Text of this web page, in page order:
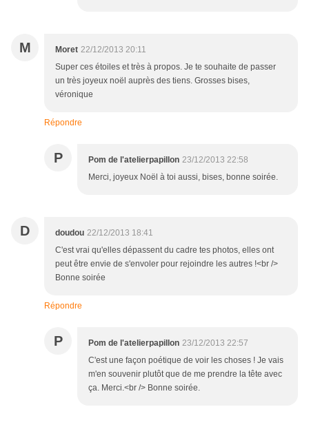
M Moret 22/12/2013 20:11
Super ces étoiles et très à propos. Je te souhaite de passer
un très joyeux noël auprès des tiens. Grosses bises,
véronique
Répondre
P Pom de l'atelierpapillon 23/12/2013 22:58
Merci, joyeux Noël à toi aussi, bises, bonne soirée.
D doudou 22/12/2013 18:41
C'est vrai qu'elles dépassent du cadre tes photos, elles ont
peut être envie de s'envoler pour rejoindre les autres !<br />
Bonne soirée
Répondre
P Pom de l'atelierpapillon 23/12/2013 22:57
C'est une façon poétique de voir les choses ! Je vais
m'en souvenir plutôt que de me prendre la tête avec
ça. Merci.<br /> Bonne soirée.